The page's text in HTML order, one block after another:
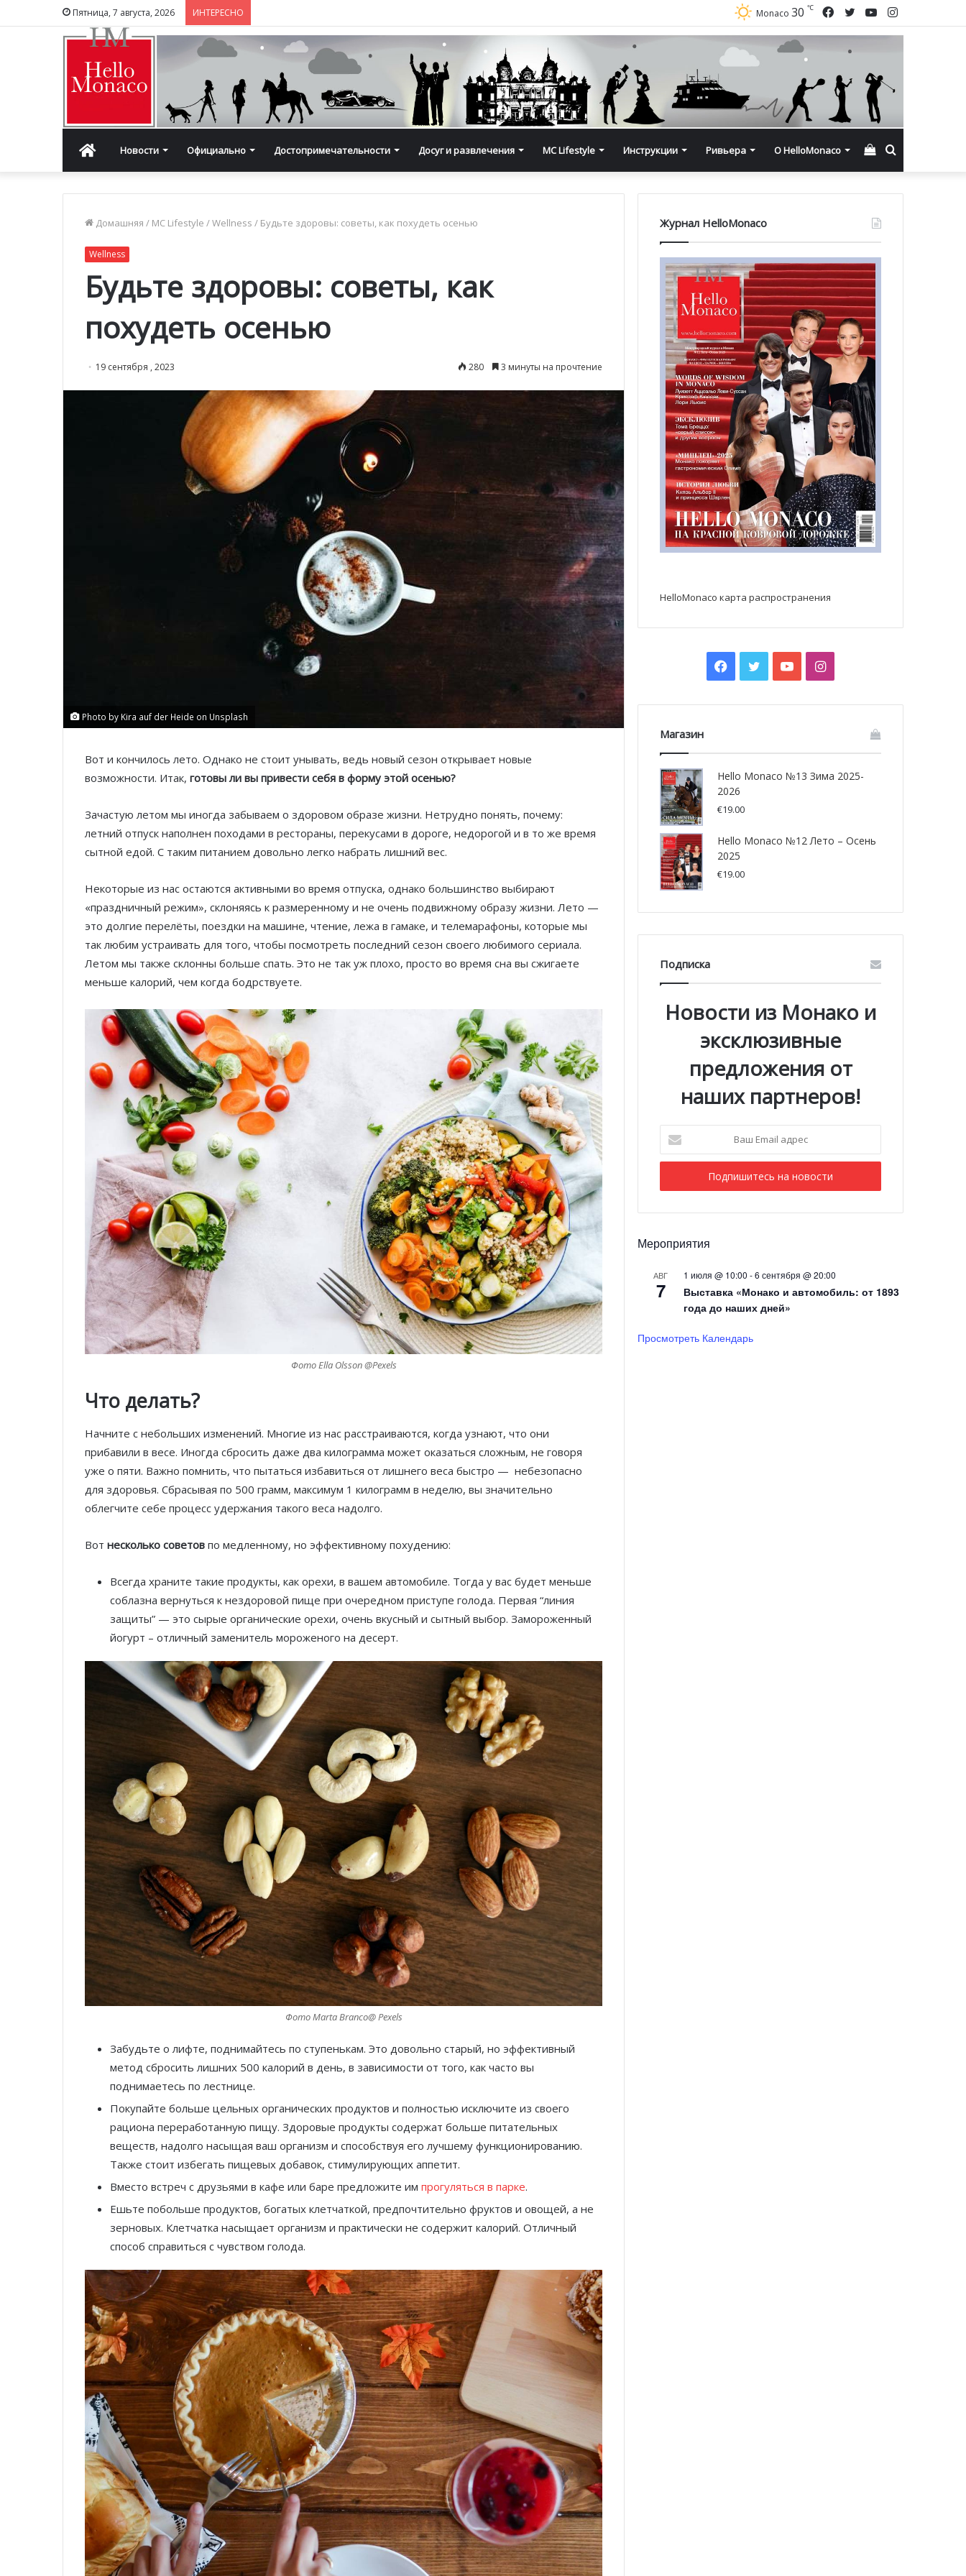
Пятница, 7 августа, 2026 ИНТЕРЕСНО Instagram
YouTube
Twitter
Facebook
Monaco 30 ℃
ГлавнаяНовости Официально Достопримечательности Досуг и развлечения MC Lifestyle Инструкции Ривьера О HelloMonaco Смотреть
корзину
Домашняя / MC Lifestyle /Wellness / Будьте здоровы: советы, как похудеть осенью
Wellness
Будьте здоровы: советы, как
похудеть осенью
19 сентября , 2023 280 3 минуты на прочтение
Photo by Kira auf der Heide on Unsplash
Вот и кончилось лето. Однако не стоит унывать, ведь новый сезон открывает новые
возможности. Итак, готовы ли вы привести себя в форму этой осенью?
Зачастую летом мы иногда забываем о здоровом образе жизни. Нетрудно понять, почему:
летний отпуск наполнен походами в рестораны, перекусами в дороге, недорогой и в то же время
сытной едой. С таким питанием довольно легко набрать лишний вес.
Некоторые из нас остаются активными во время отпуска, однако большинство выбирают
«праздничный режим», склоняясь к размеренному и не очень подвижному образу жизни. Лето —
это долгие перелёты, поездки на машине, чтение, лежа в гамаке, и телемарафоны, которые мы
так любим устраивать для того, чтобы посмотреть последний сезон своего любимого сериала.
Летом мы также склонны больше спать. Это не так уж плохо, просто во время сна вы сжигаете
меньше калорий, чем когда бодрствуете.
Фото Ella Olsson @Pexels
Что делать?
Начните с небольших изменений. Многие из нас расстраиваются, когда узнают, что они
прибавили в весе. Иногда сбросить даже два килограмма может оказаться сложным, не говоря
уже о пяти. Важно помнить, что пытаться избавиться от лишнего веса быстро — небезопасно
для здоровья. Сбрасывая по 500 грамм, максимум 1 килограмм в неделю, вы значительно
облегчите себе процесс удержания такого веса надолго.
Вот несколько советов по медленному, но эффективному похудению:
Всегда храните такие продукты, как орехи, в вашем автомобиле. Тогда у вас будет меньше
соблазна вернуться к нездоровой пище при очередном приступе голода. Первая “линия
защиты” — это сырые органические орехи, очень вкусный и сытный выбор. Замороженный
йогурт – отличный заменитель мороженого на десерт.
Фото Marta Branco@ Pexels
Забудьте о лифте, поднимайтесь по ступенькам. Это довольно старый, но эффективный
метод сбросить лишних 500 калорий в день, в зависимости от того, как часто вы
поднимаетесь по лестнице.
Покупайте больше цельных органических продуктов и полностью исключите из своего
рациона переработанную пищу. Здоровые продукты содержат больше питательных
веществ, надолго насыщая ваш организм и способствуя его лучшему функционированию.
Также стоит избегать пищевых добавок, стимулирующих аппетит.
Вместо встреч с друзьями в кафе или баре предложите им прогуляться в парке.
Ешьте побольше продуктов, богатых клетчаткой, предпочтительно фруктов и овощей, а не
зерновых. Клетчатка насыщает организм и практически не содержит калорий. Отличный
способ справиться с чувством голода.
Журнал HelloMonaco
HelloMonaco карта распространения
Facebook
TwitterYouTubeInstagram
Магазин
Hello Monaco №13 Зима 2025-
2026
€19.00
Hello Monaco №12 Лето – Осень
2025
€19.00
Подписка
Новости из Монако и
эксклюзивные
предложения от
наших партнеров!
Email
адрес
Мероприятия
АВГ
7
1 июля @ 10:00 -6 сентября @ 20:00
Выставка «Монако и автомобиль: от 1893
года до наших дней»
Просмотреть Календарь